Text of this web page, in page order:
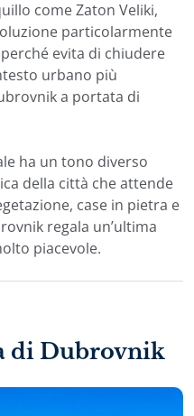
come Zaton Veliki,
particolarmente
evita di chiudere
urbano più
a portata di
ha un tono diverso
della città che attende
case in pietra e
regala un’ultima
piacevole.
di Dubrovnik